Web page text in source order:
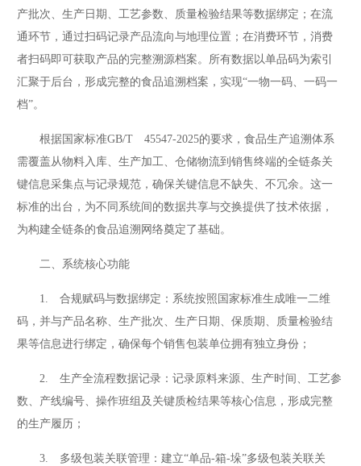
产批次、生产日期、工艺参数、质量检验结果等数据绑定；在流
通环节，通过扫码记录产品流向与地理位置；在消费环节，消费
者扫码即可获取产品的完整溯源档案。所有数据以单品码为索引
汇聚于后台，形成完整的食品追溯档案，实现“一物一码、一码一
档”。
根据国家标准GB/T 45547-2025的要求，食品生产追溯体系
需覆盖从物料入库、生产加工、仓储物流到销售终端的全链条关
键信息采集点与记录规范，确保关键信息不缺失、不冗余。这一
标准的出台，为不同系统间的数据共享与交换提供了技术依据，
为构建全链条的食品追溯网络奠定了基础。
二、系统核心功能
1. 合规赋码与数据绑定：系统按照国家标准生成唯一二维
码，并与产品名称、生产批次、生产日期、保质期、质量检验结
果等信息进行绑定，确保每个销售包装单位拥有独立身份；
2. 生产全流程数据记录：记录原料来源、生产时间、工艺参
数、产线编号、操作班组及关键质检结果等核心信息，形成完整
的生产履历；
3. 多级包装关联管理：建立“单品-箱-垛”多级包装关联关